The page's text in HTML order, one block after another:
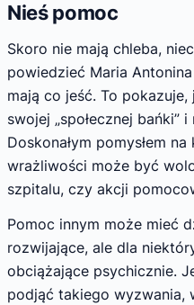
Nieś pomoc
Skoro nie mają chleba,
powiedzieć Maria
mają co jeść. To
swojej „społecznej bańki”
Doskonałym pomysłem
wrażliwości może być
szpitalu, czy akcji
Pomoc innym może mieć
rozwijające, ale dla
obciążające psychicznie.
podjąć takiego wyzwania,